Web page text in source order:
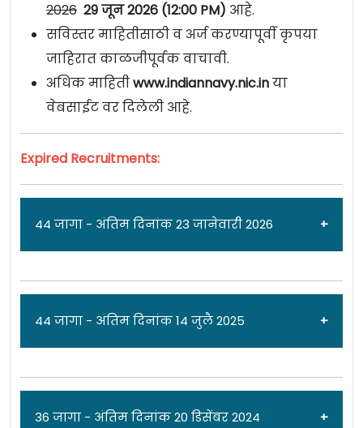
2026 29 जून 2026 (12:00 PM) आहे.
सविस्तर माहितीसाठी व अर्ज करण्यापूर्वी कृपया
जाहिरात काळजीपूर्वक वाचावी.
अधिक माहितीwww.indiannavy.nic.inया
वेबसाईट वर दिलेली आहे.
Expired Recruitments:
44 जागा - अंतिम दिनांक 23 जानेवारी 2026
जाहिरात दिनांक: 03/01/26
2024] मध्ये10+2 (B.Tech) कॅडेट एंट्री स्कीम(जुलै
पदांच्या 44 जागांसाठी पात्र उमेदवारांकडून अर्ज
44 जागा - अंतिम दिनांक 14 जुलै 2025
जाहिरात दिनांक: 20/06/25
36 जागा - अंतिम दिनांक 20 डिसेंबर 2024